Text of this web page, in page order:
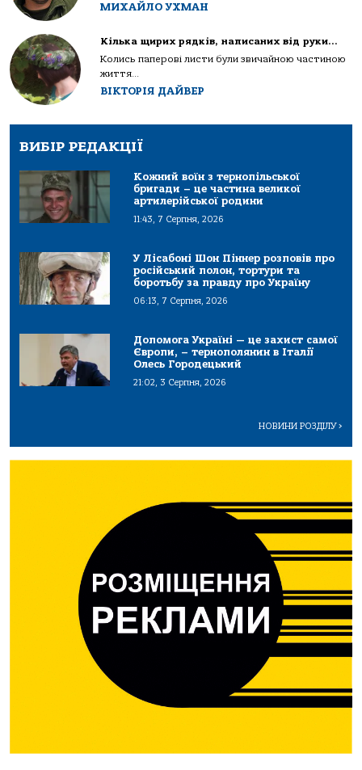
МИХАЙЛО УХМАН
Кілька щирих рядків, написаних від руки…
Колись паперові листи були звичайною частиною
життя...
ВІКТОРІЯ ДАЙВЕР
ВИБІР РЕДАКЦІЇ
Кожний воїн з тернопільської
бригади – це частина великої
артилерійської родини
11:43, 7 Серпня, 2026
У Лісабоні Шон Піннер розповів про
російський полон, тортури та
боротьбу за правду про Україну
06:13, 7 Серпня, 2026
Допомога Україні — це захист самої
Європи, – тернополянин в Італії
Олесь Городецький
21:02, 3 Серпня, 2026
НОВИНИ РОЗДІЛУ>